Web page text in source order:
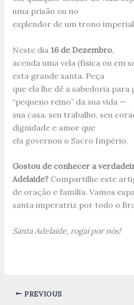
uma prisão ou no
esplendor de um trono
Neste dia 16 de Dezembro,
acenda uma vela (física ou em
esta grande santa. Peça
que ela lhe dê a sabedoria para
“pequeno reino” da sua vida —
sua casa, seu trabalho, seu
dignidade e amor que
ela governou o Sacro Império.
Gostou de conhecer a
Adelaide?Compartilhe este
de oração e família. Vamos
santa imperatriz por todo o
Santa Adelaide, rogai por nós!
PREVIOUS